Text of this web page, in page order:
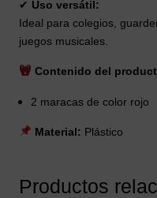
✔ Uso versátil:
Ideal para colegios,
juegos musicales.
Contenido del
2 maracas de color rojo
Material: Plástico
Productos